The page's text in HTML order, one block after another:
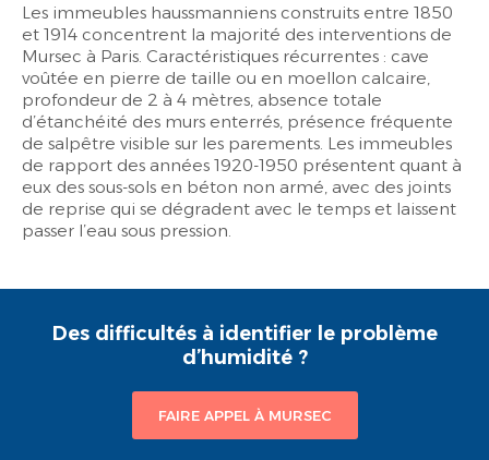
Les immeubles haussmanniens construits entre 1850
et 1914 concentrent la majorité des interventions de
Mursec à Paris. Caractéristiques récurrentes : cave
voûtée en pierre de taille ou en moellon calcaire,
profondeur de 2 à 4 mètres, absence totale
d’étanchéité des murs enterrés, présence fréquente
de salpêtre visible sur les parements. Les immeubles
de rapport des années 1920-1950 présentent quant à
eux des sous-sols en béton non armé, avec des joints
de reprise qui se dégradent avec le temps et laissent
passer l’eau sous pression.
Des difficultés à identifier le problème
d’humidité ?
FAIRE APPEL À MURSEC